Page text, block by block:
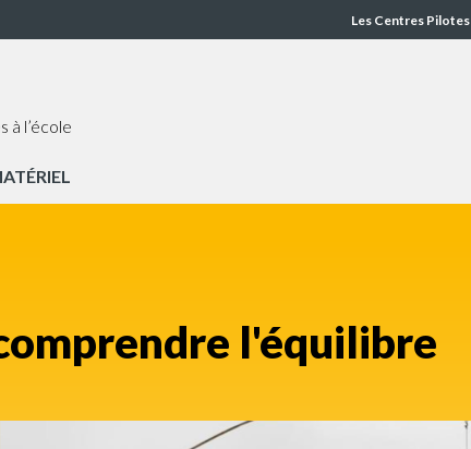
CP
Les Centres Pilotes
à l’école
l'équilibre